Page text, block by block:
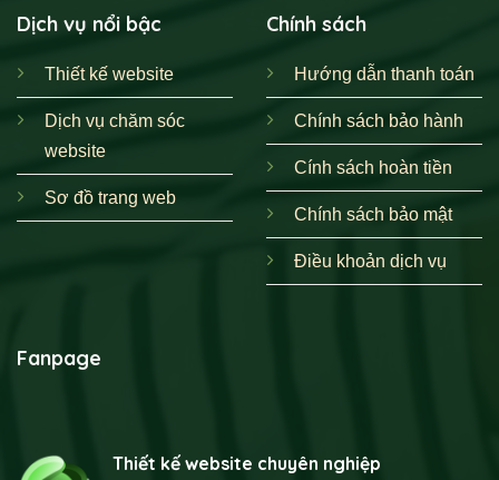
Dịch vụ nổi bậc
Thiết kế website
Dịch vụ chăm sóc
website
Sơ đồ trang web
Chính sách
Hướng dẫn thanh toán
Chính sách bảo hành
Cính sách hoàn tiền
Chính sách bảo mật
Điều khoản dịch vụ
Fanpage
Thiết kế website chuyên nghiệp